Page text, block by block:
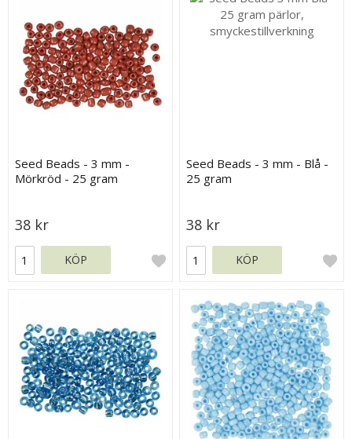
Seed Beads - 3 mm -
Mörkröd - 25 gram
38 kr
KÖP
Seed Beads - 3 mm - Blå -
25 gram
38 kr
KÖP